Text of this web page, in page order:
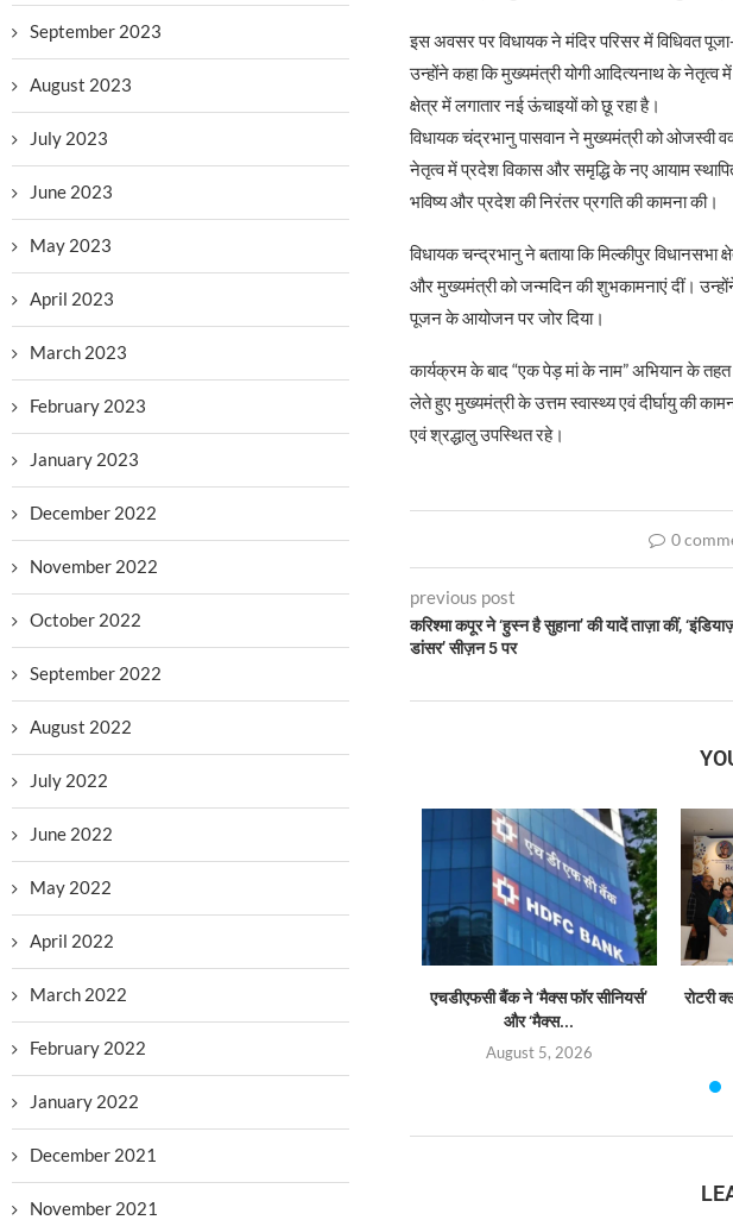
इस अवसर पर विधायक ने मंदिर परिसर में विधिवत
उन्होंने कहा कि मुख्यमंत्री योगी आदित्यनाथ के
क्षेत्र में लगातार नई ऊंचाइयों को छू रहा है।
विधायक चंद्रभानु पासवान ने मुख्यमंत्री को ओजस्वी
नेतृत्व में प्रदेश विकास और समृद्धि के नए आयाम
भविष्य और प्रदेश की निरंतर प्रगति की कामना की।
विधायक चन्द्रभानु ने बताया कि मिल्कीपुर विधानसभा
और मुख्यमंत्री को जन्मदिन की शुभकामनाएं दीं।
पूजन के आयोजन पर जोर दिया।
कार्यक्रम के बाद “एक पेड़ मां के नाम” अभियान के तहत
लेते हुए मुख्यमंत्री के उत्तम स्वास्थ्य एवं दीर्घायु की
एवं श्रद्धालु उपस्थित रहे।
0
previous post
करिश्मा कपूर ने ‘हुस्न है सुहाना’ की यादें ताज़ा कीं,
डांसर’ सीज़न 5 पर
एचडीएफसी बैंक ने ‘मैक्स फॉर सीनियर्स’
और ‘मैक्स...
August 5, 2026
रोटरी
September 2023
August 2023
July 2023
June 2023
May 2023
April 2023
March 2023
February 2023
January 2023
December 2022
November 2022
October 2022
September 2022
August 2022
July 2022
June 2022
May 2022
April 2022
March 2022
February 2022
January 2022
December 2021
November 2021